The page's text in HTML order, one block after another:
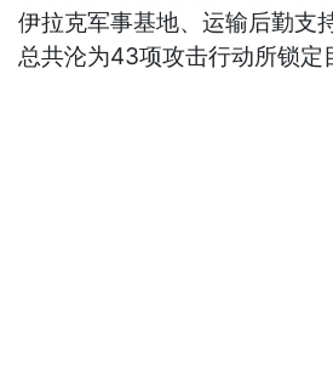
伊拉克军事基地、运输后勤支
总共沦为43项攻击行动所锁定